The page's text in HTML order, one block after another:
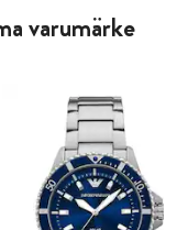
varumärke